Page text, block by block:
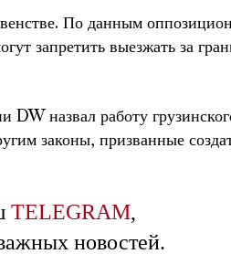
По данным
запретить выезжать за
DW назвал работу
законы, призванные
TELEGRAM,
новостей.